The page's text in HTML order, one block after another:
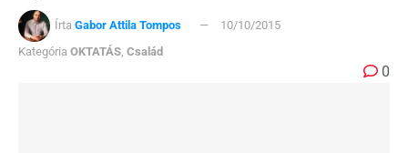
Írta Gabor Attila Tompos
10/10/2015
Kategória OKTATÁS Család
0